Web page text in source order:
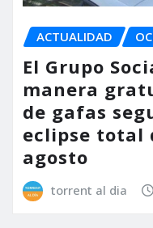
ACTUALIDAD
El Grupo
manera
de gafas
eclipse total
agosto
torrent al dia